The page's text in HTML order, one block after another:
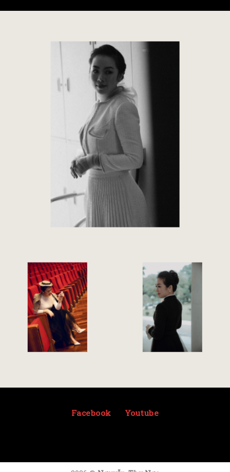
Facebook Youtube